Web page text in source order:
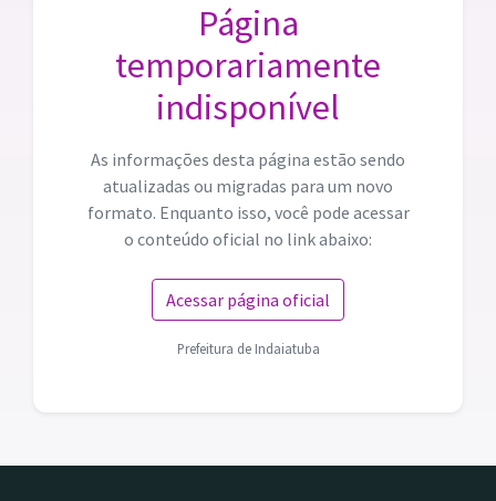
Página
temporariamente
indisponível
As informações desta página estão sendo
atualizadas ou migradas para um novo
formato. Enquanto isso, você pode acessar
o conteúdo oficial no link abaixo:
Acessar página oficial
Prefeitura de Indaiatuba